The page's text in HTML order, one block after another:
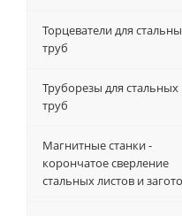
Торцеватели для
труб
Труборезы для стальных
труб
Магнитные станки -
корончатое сверление
стальных листов и